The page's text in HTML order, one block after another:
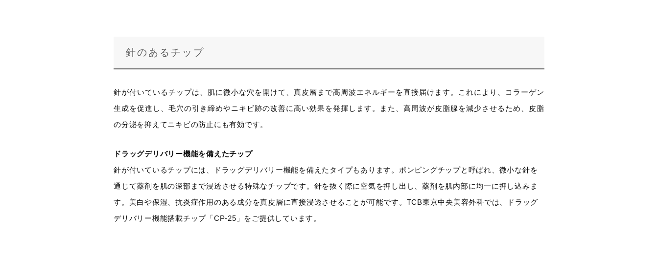
針のあるチップ
針が付いているチップは、肌に微小な穴を開けて、真皮層まで高周波エネルギーを直接届けます。これにより、コラーゲン
生成を促進し、毛穴の引き締めやニキビ跡の改善に高い効果を発揮します。また、高周波が皮脂腺を減少させるため、皮脂
の分泌を抑えてニキビの防止にも有効です。
ドラッグデリバリー機能を備えたチップ
針が付いているチップには、ドラッグデリバリー機能を備えたタイプもあります。ポンピングチップと呼ばれ、微小な針を
通じて薬剤を肌の深部まで浸透させる特殊なチップです。針を抜く際に空気を押し出し、薬剤を肌内部に均一に押し込みま
す。美白や保湿、抗炎症作用のある成分を真皮層に直接浸透させることが可能です。TCB東京中央美容外科では、ドラッグ
デリバリー機能搭載チップ「CP-25」をご提供しています。